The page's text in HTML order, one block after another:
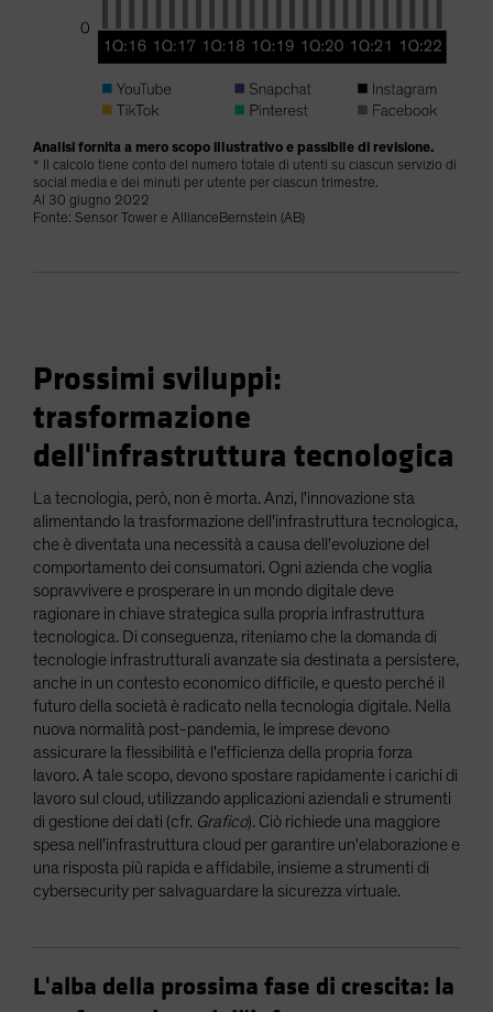
Analisi fornita a mero scopo illustrativo e passibile di revisione.
* Il calcolo tiene conto del numero totale di utenti su ciascun servizio di
social media e dei minuti per utente per ciascun trimestre.
Al 30 giugno 2022
Fonte: Sensor Tower e AllianceBernstein (AB)
Prossimi sviluppi:
trasformazione
dell'infrastruttura tecnologica
La tecnologia, però, non è morta. Anzi, l'innovazione sta
alimentando la trasformazione dell'infrastruttura tecnologica,
che è diventata una necessità a causa dell'evoluzione del
comportamento dei consumatori. Ogni azienda che voglia
sopravvivere e prosperare in un mondo digitale deve
ragionare in chiave strategica sulla propria infrastruttura
tecnologica. Di conseguenza, riteniamo che la domanda di
tecnologie infrastrutturali avanzate sia destinata a persistere,
anche in un contesto economico difficile, e questo perché il
futuro della società è radicato nella tecnologia digitale. Nella
nuova normalità post-pandemia, le imprese devono
assicurare la flessibilità e l'efficienza della propria forza
lavoro. A tale scopo, devono spostare rapidamente i carichi di
lavoro sul cloud, utilizzando applicazioni aziendali e strumenti
di gestione dei dati (cfr. Grafico). Ciò richiede una maggiore
spesa nell'infrastruttura cloud per garantire un'elaborazione e
una risposta più rapida e affidabile, insieme a strumenti di
cybersecurity per salvaguardare la sicurezza virtuale.
L'alba della prossima fase di crescita: la